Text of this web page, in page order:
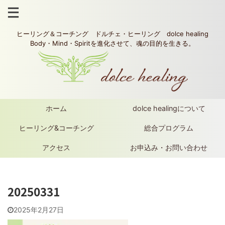
ヒーリング＆コーチング ドルチェ・ヒーリング dolce healing
Body・Mind・Spiritを進化させて、魂の目的を生きる。
ホーム dolce healingについて
ヒーリング&コーチング 総合プログラム
アクセス お申込み・お問い合わせ
20250331
2025年2月27日